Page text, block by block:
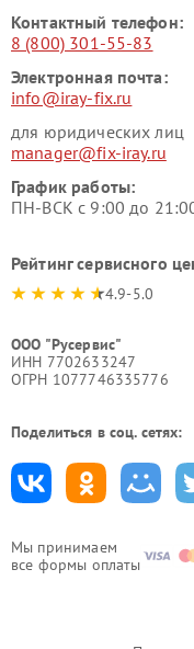
Мы принимаем
все формы оплаты
Контактный телефон:
8 (800) 301-55-83
Электронная почта:
info@iray-fix.ru
для юридических лиц
manager@fix-iray.ru
График работы:
ПН-ВСК с 9:00 до
Рейтинг сервисного
4.9-5.0
ООО "Русервис"
ИНН 7702633247
ОГРН 1077746335776
Поделиться в соц. сетях: